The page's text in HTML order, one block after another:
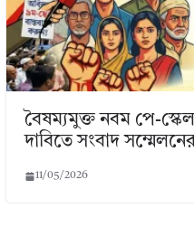
বৈষম্যমুক্ত নবম পে-স্কেল
দাবিতে সংবাদ
11/05/2026